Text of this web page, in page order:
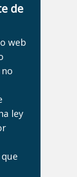
de
web
ley